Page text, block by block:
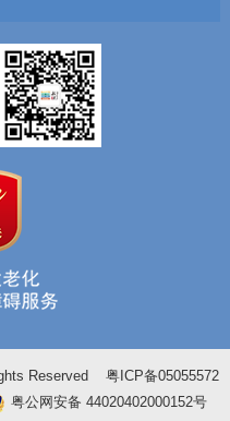
Reserved粤ICP备05055572
粤公网安备 44020402000152号